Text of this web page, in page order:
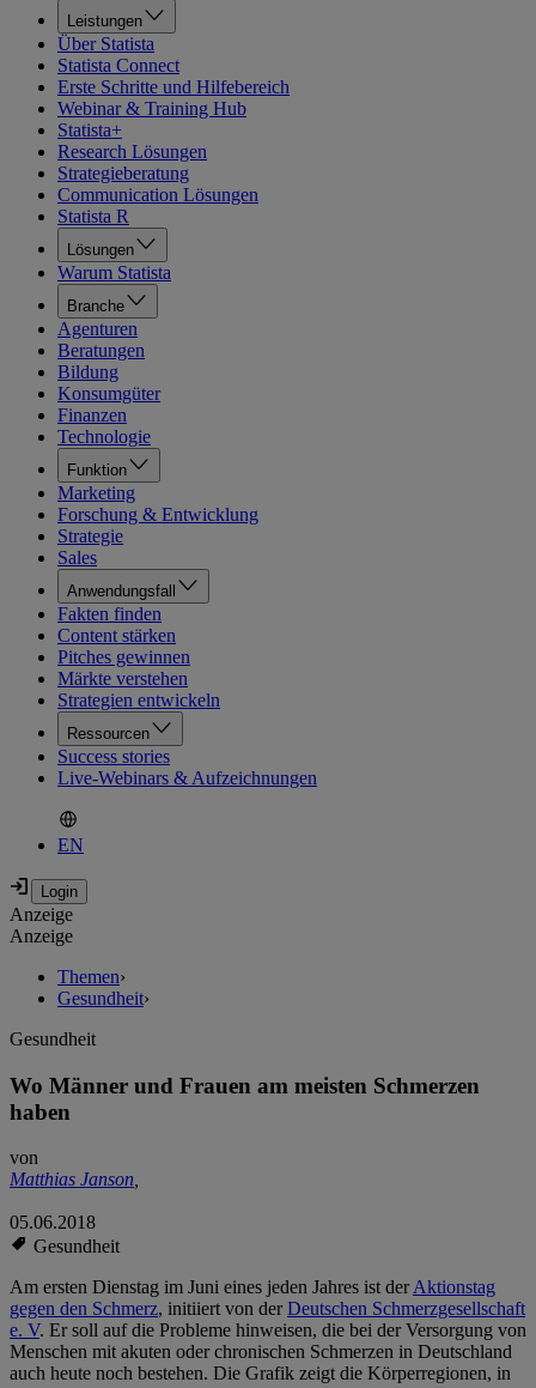
Leistungen
Über Statista
Statista Connect
Erste Schritte und Hilfebereich
Webinar & Training Hub
Statista+
Research Lösungen
Strategieberatung
Communication Lösungen
Statista R
Lösungen
Warum Statista
Branche
Agenturen
Beratungen
Bildung
Konsumgüter
Finanzen
Technologie
Funktion
Marketing
Forschung & Entwicklung
Strategie
Sales
Anwendungsfall
Fakten finden
Content stärken
Pitches gewinnen
Märkte verstehen
Strategien entwickeln
Ressourcen
Success stories
Live-Webinars & Aufzeichnungen
EN
Anzeige
Anzeige
Themen›
Gesundheit›
Gesundheit
Wo Männer und Frauen am meisten Schmerzen
haben
von
Matthias Janson,
05.06.2018
Gesundheit
Am ersten Dienstag im Juni eines jeden Jahres ist derAktionstag
gegen den Schmerz, initiiert von derDeutschen Schmerzgesellschaft
e. V. Er soll auf die Probleme hinweisen, die bei der Versorgung von
Menschen mit akuten oder chronischen Schmerzen in Deutschland
auch heute noch bestehen. Die Grafik zeigt die Körperregionen, in